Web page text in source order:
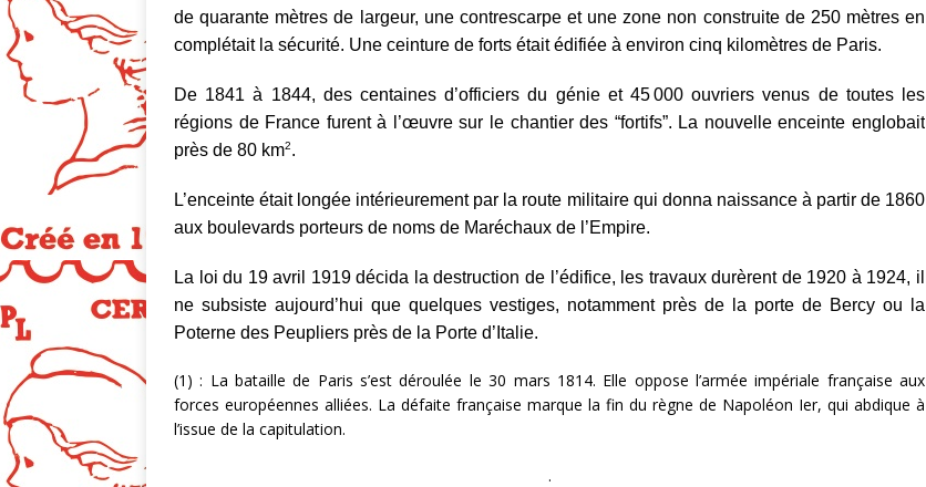
de quarante mètres de largeur, une contrescarpe et une zone non construite de 250 mètres en
complétait la sécurité. Une ceinture de forts était édifiée à environ cinq kilomètres de Paris.
De 1841 à 1844, des centaines d’officiers du génie et 45 000 ouvriers venus de toutes les
régions de France furent à l’œuvre sur le chantier des “fortifs”. La nouvelle enceinte englobait
près de 80 km2.
L’enceinte était longée intérieurement par la route militaire qui donna naissance à partir de 1860
aux boulevards porteurs de noms de Maréchaux de l’Empire.
La loi du 19 avril 1919 décida la destruction de l’édifice, les travaux durèrent de 1920 à 1924, il
ne subsiste aujourd’hui que quelques vestiges, notamment près de la porte de Bercy ou la
Poterne des Peupliers près de la Porte d’Italie.
(1) : La bataille de Paris s’est déroulée le30 mars 1814. Elle oppose l’armée impériale française aux
forces européennes alliées. La défaite française marque la fin du règne de Napoléon Ier, qui abdique à
l’issue de la capitulation.
.